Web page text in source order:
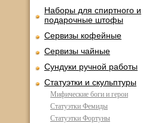
Наборы для спиртного и
подарочные штофы
Сервизы кофейные
Сервизы чайные
Сундуки ручной работы
Статуэтки и скульптуры
Мифические боги и герои
Статуэтки Фемиды
Статуэтки Фортуны